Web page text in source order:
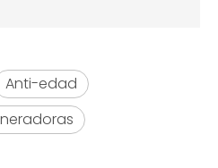
Anti-edad